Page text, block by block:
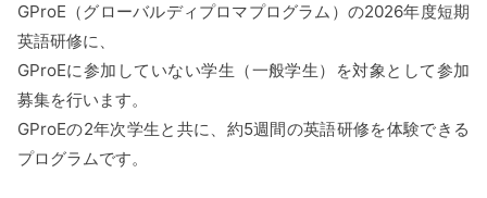
GProE （グローバルディプロマプログラム）の2026年度短期
英語研修に、
GProEに参加していない学生（一般学生）を対象として参加
募集を行います。
GProEの2年次学生と共に、約5週間の英語研修を体験できる
プログラムです。